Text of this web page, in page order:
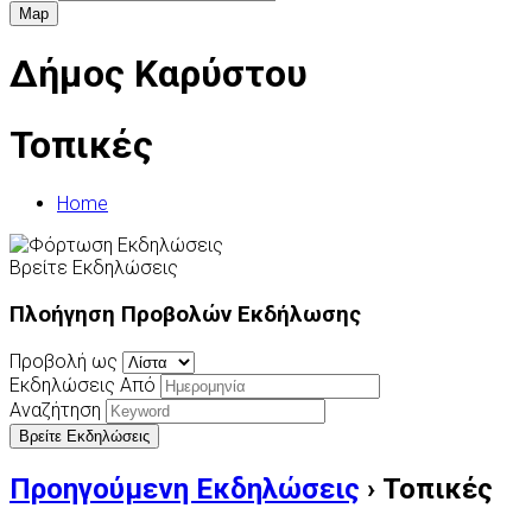
Map
Δήμος Καρύστου
Τοπικές
Home
Βρείτε Εκδηλώσεις
Πλοήγηση Προβολών Εκδήλωσης
Προβολή ως
Εκδηλώσεις Από
Αναζήτηση
Προηγούμενη Εκδηλώσεις › Τοπικές